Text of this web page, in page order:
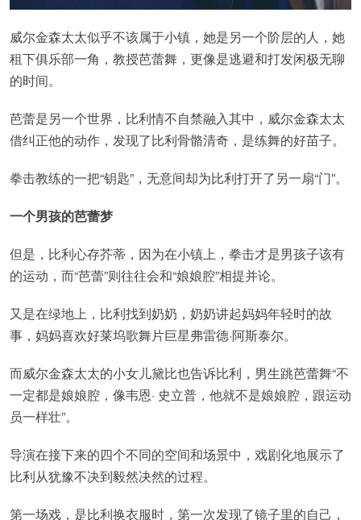
威尔金森太太似乎不该属于小镇，她是另一个阶层的人，她
租下俱乐部一角，教授芭蕾舞，更像是逃避和打发闲极无聊
的时间。
芭蕾是另一个世界，比利情不自禁融入其中，威尔金森太太
借纠正他的动作，发现了比利骨骼清奇，是练舞的好苗子。
拳击教练的一把“钥匙”，无意间却为比利打开了另一扇“门”。
一个男孩的芭蕾梦
但是，比利心存芥蒂，因为在小镇上，拳击才是男孩子该有
的运动，而“芭蕾”则往往会和“娘娘腔”相提并论。
又是在绿地上，比利找到奶奶，奶奶讲起妈妈年轻时的故
事，妈妈喜欢好莱坞歌舞片巨星弗雷德·阿斯泰尔。
而威尔金森太太的小女儿黛比也告诉比利，男生跳芭蕾舞“不
一定都是娘娘腔，像韦恩· 史立普，他就不是娘娘腔，跟运动
员一样壮”。
导演在接下来的四个不同的空间和场景中，戏剧化地展示了
比利从犹豫不决到毅然决然的过程。
第一场戏，是比利换衣服时，第一次发现了镜子里的自己，